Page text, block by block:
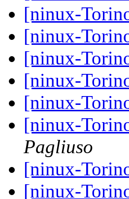
[ninux-
[ninux-
[ninux-
[ninux-
[ninux-
[ninux-
Pagliuso
[ninux-
[ninux-